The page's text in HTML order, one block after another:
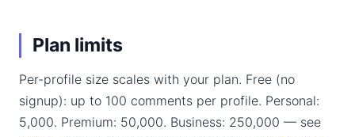
Plan limits
Per-profile size scales with your plan. Free (no
signup): up to 100 comments per profile. Personal:
5,000. Premium: 50,000. Business: 250,000 — see